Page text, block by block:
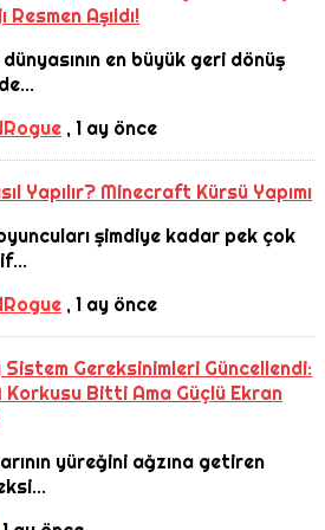
Resmen Aşıldı!
en büyük geri dönüş
,1 ay önce
Yapılır? Minecraft Kürsü Yapımı
şimdiye kadar pek çok
,1 ay önce
Gereksinimleri Güncellendi:
Korkusu Bitti Ama Güçlü Ekran
yüreğini ağzına getiren